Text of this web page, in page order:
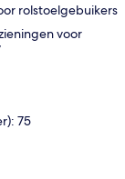
rolstoelgebuikers
voor
75